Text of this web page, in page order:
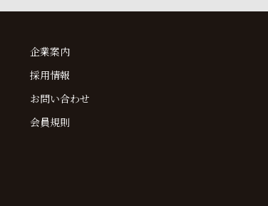
企業案内
採用情報
お問い合わせ
会員規則